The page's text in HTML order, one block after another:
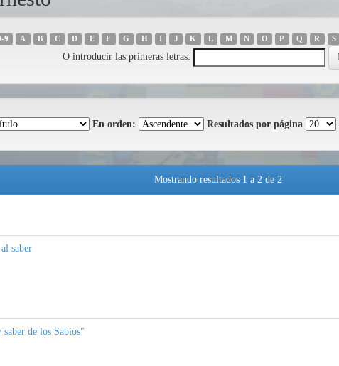
9 A B C D E F G H I J K L M N O P Q R S
O introducir las primeras letras:
En orden: Resultados por página
Mostrando resultados 1 a 2 de 2
saber
de los Sabios"